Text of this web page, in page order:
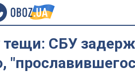
тещи: СБУ